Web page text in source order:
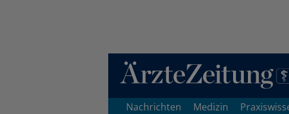
Direkt zum Inhaltsbereich
Nachrichten Medizin